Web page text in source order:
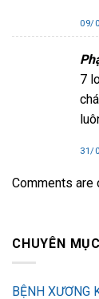
09/
7
31/
Comments are
CHUYÊN MỤC
BỆNH XƯƠNG